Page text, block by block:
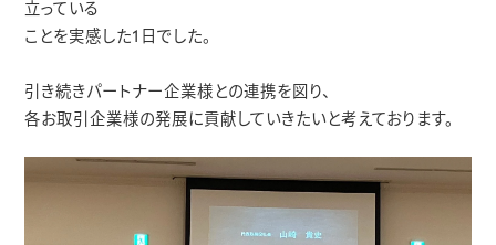
立っている
ことを実感した1日でした。
引き続きパートナー企業様との連携を図り、
各お取引企業様の発展に貢献していきたいと考えております。